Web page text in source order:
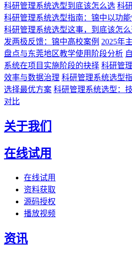
科研管理系统选型到底该怎么选 科
科研管理系统选型指南：锦中以功
科研管理系统选型这事，到底该怎
发两极反馈：锦中高校案例 2025年
盘点与东莞地区教学使用阶段分析
系统在项目实施阶段的抉择 科研管
效率与数据治理 科研管理系统选型
选择最优方案 科研管理系统选型：
对比
关于我们
在线试用
在线试用
资料获取
源码授权
播放视频
资讯